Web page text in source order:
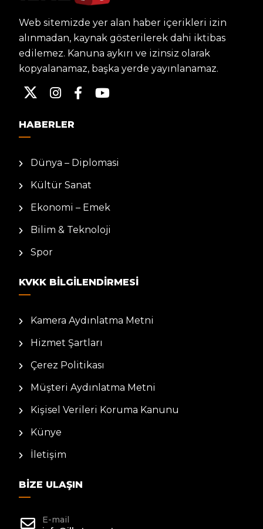
Web sitemizde yer alan haber içerikleri izin
alınmadan, kaynak gösterilerek dahi iktibas
edilemez. Kanuna aykırı ve izinsiz olarak
kopyalanamaz, başka yerde yayınlanamaz.
HABERLER
Dünya – Diplomasi
Kültür Sanat
Ekonomi – Emek
Bilim & Teknoloji
Spor
KVKK BILGILENDIRMESI
Kamera Aydınlatma Metni
Hizmet Şartları
Çerez Politikası
Müşteri Aydınlatma Metni
Kişisel Verileri Koruma Kanunu
Künye
İletişim
BIZE ULAŞIN
E-mail